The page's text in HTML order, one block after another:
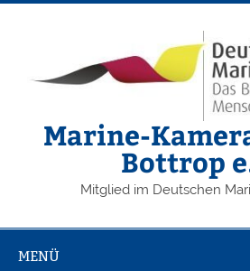
Zum
Marine-
Bottrop
Mitglied im Deutschen
MENÜ